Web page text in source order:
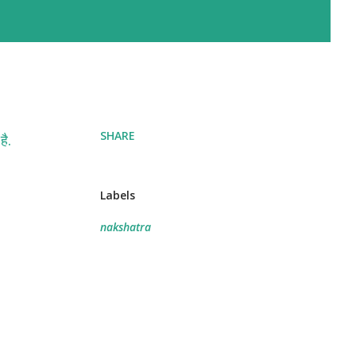
SHARE
Labels
nakshatra